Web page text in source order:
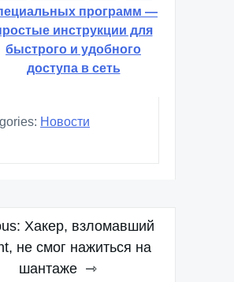
программ —
инструкции для
быстрого и удобного
доступа в сеть
Новости
Хакер, взломавший
не смог нажиться на
шантаже